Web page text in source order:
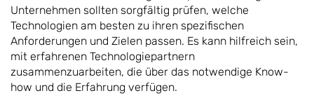
Unternehmen sollten sorgfältig prüfen, welche
Technologien am besten zu ihren spezifischen
Anforderungen und Zielen passen. Es kann hilfreich sein,
mit erfahrenen Technologiepartnern
zusammenzuarbeiten, die über das notwendige Know-
how und die Erfahrung verfügen.